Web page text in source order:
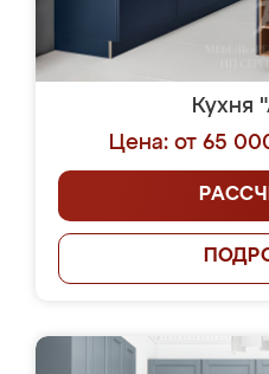
Кухня
Цена: от 65